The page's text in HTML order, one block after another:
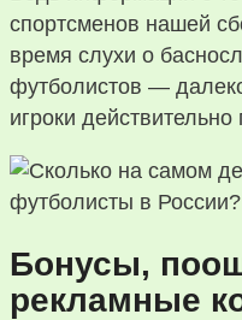
спортсменов нашей
время слухи о
футболистов —
игроки
Бонусы,
рекламные